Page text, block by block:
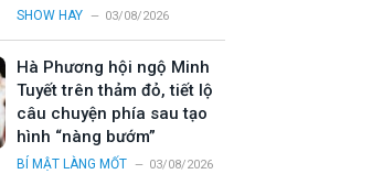
SHOW HAY 03/08/2026
Hà Phương hội ngộ Minh
Tuyết trên thảm đỏ, tiết lộ
câu chuyện phía sau tạo
hình “nàng bướm”
BÍ MẬT LÀNG MỐT 03/08/2026